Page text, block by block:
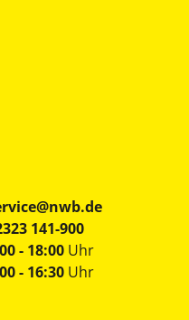
141-900
- 18:00 Uhr
- 16:30 Uhr